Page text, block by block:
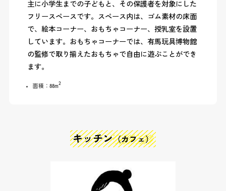
主に小学生までの子どもと、その保護者を対象にした
フリースペースです。スペース内は、ゴム素材の床面
で、絵本コーナー、おもちゃコーナー、授乳室を設置
しています。おもちゃコーナーでは、有馬玩具博物館
の監修で取り揃えたおもちゃで自由に遊ぶことができ
ます。
面積：88m2
キッチン（カフェ）